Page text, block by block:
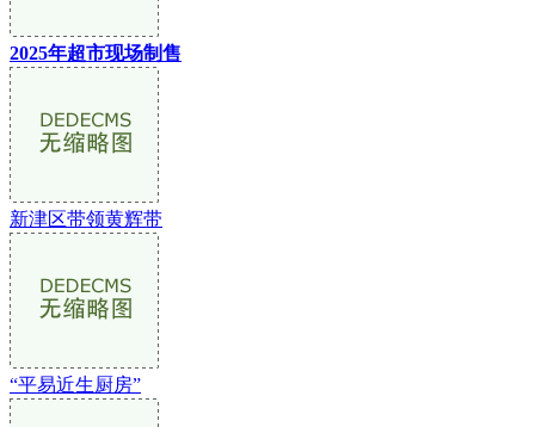
2025年超市现场制售
新津区带领黄辉带
“平易近生厨房”